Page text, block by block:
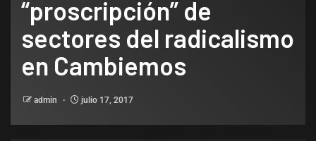
“proscripción” de
sectores del radicalismo
en Cambiemos
admin julio 17, 2017